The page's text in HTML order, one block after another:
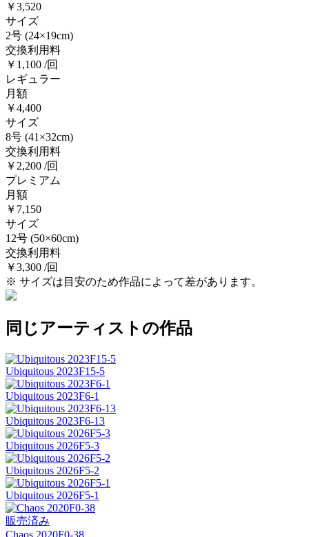
￥3,520
サイズ
2号 (24×19cm)
交換利用料
￥1,100 /回
レギュラー
月額
￥4,400
サイズ
8号 (41×32cm)
交換利用料
￥2,200 /回
プレミアム
月額
￥7,150
サイズ
12号 (50×60cm)
交換利用料
￥3,300 /回
※ サイズは目安のため作品によって差があります。
同じアーティストの作品
Ubiquitous 2023F15-5
Ubiquitous 2023F6-1
Ubiquitous 2023F6-13
Ubiquitous 2026F5-3
Ubiquitous 2026F5-2
Ubiquitous 2026F5-1
販売済み
Chaos 2020F0-38